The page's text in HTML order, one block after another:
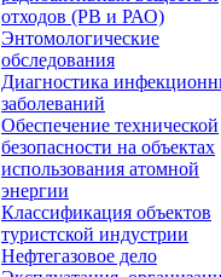
отходов (РВ и РАО)
Энтомологические
обследования
Диагностика
заболеваний
Обеспечение технической
безопасности на объектах
использования атомной
энергии
Классификация объектов
туристской индустрии
Нефтегазовое дело